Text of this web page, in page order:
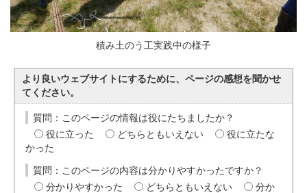
積み土のう工実践中の様子
より良いウェブサイトにするために、ページの感想を聞かせ
てください。
質問：このページの情報は役にたちましたか？
役に立った
どちらともいえない
役に立たな
かった
質問：このページの内容は分かりやすかったですか？
分かりやすかった
どちらともいえない
分か